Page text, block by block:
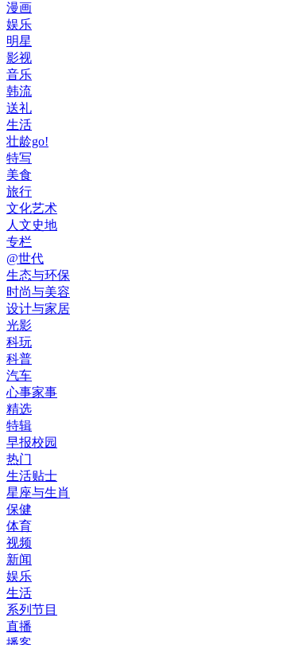
漫画
娱乐
明星
影视
音乐
韩流
送礼
生活
壮龄go!
特写
美食
旅行
文化艺术
人文史地
专栏
@世代
生态与环保
时尚与美容
设计与家居
光影
科玩
科普
汽车
心事家事
精选
特辑
早报校园
热门
生活贴士
星座与生肖
保健
体育
视频
新闻
娱乐
生活
系列节目
直播